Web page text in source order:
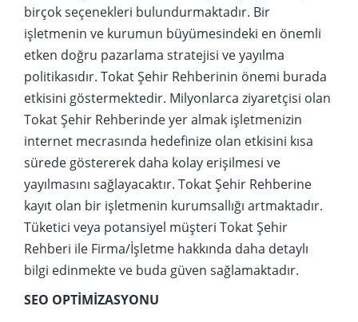
birçok seçenekleri bulundurmaktadır. Bir
işletmenin ve kurumun büyümesindeki en önemli
etken doğru pazarlama stratejisi ve yayılma
politikasıdır. Tokat Şehir Rehberinin önemi burada
etkisini göstermektedir. Milyonlarca ziyaretçisi olan
Tokat Şehir Rehberinde yer almak işletmenizin
internet mecrasında hedefinize olan etkisini kısa
sürede göstererek daha kolay erişilmesi ve
yayılmasını sağlayacaktır. Tokat Şehir Rehberine
kayıt olan bir işletmenin kurumsallığı artmaktadır.
Tüketici veya potansiyel müşteri Tokat Şehir
Rehberi ile Firma/İşletme hakkında daha detaylı
bilgi edinmekte ve buda güven sağlamaktadır.
SEO OPTİMİZASYONU